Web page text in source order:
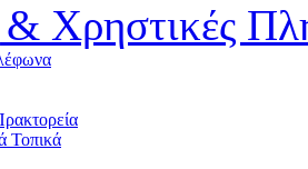
& Χρηστικές
Τοπικά